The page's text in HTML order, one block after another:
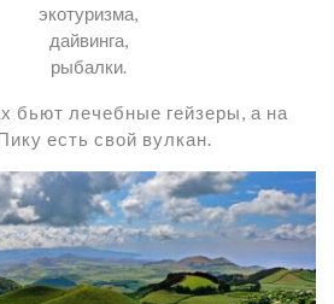
экотуризма,
дайвинга,
рыбалки.
бьют лечебные гейзеры, а на
есть свой вулкан.